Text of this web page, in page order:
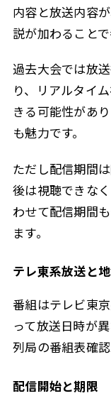
内容と放送内容
説が加わること
過去大会では放
り、リアルタイ
きる可能性があ
も魅力です。
ただし配信期間
後は視聴できな
わせて配信期間
ます。
テレ東系放送と
番組はテレビ東
って放送日時が
列局の番組表確認
配信開始と期限